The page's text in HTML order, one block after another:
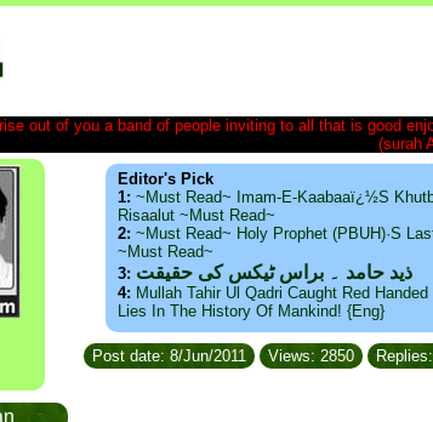
out of you a band of people inviting to all that is good
(surah
Editor's Pick
1: ~Must Read~ Imam-E-Kaabaaï¿½s
Risaalut ~Must Read~
2: ~Must Read~ Holy Prophet (PBUH)·s
~Must Read~
3: ذید حامد ۔ براس ٹیکس کی حقیقت
4: Mullah Tahir Ul Qadri Caught Red
Lies In The History Of Mankind! {Eng}
Post date: 8/Jun/2011 Views: 2850